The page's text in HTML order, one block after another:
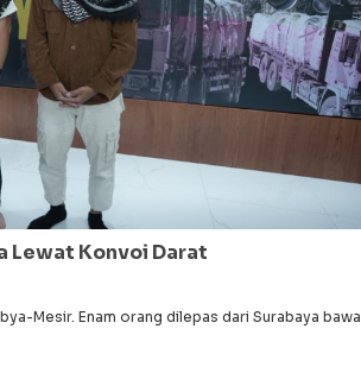
Lewat Konvoi Darat
Mesir. Enam orang dilepas dari Surabaya bawa